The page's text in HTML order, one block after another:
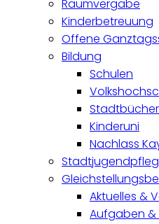
Raumvergabe
Kinderbetreuung
Offene
Bildung
Schulen
Kinderuni
Nachlass
Aktuelles &
Aufgaben